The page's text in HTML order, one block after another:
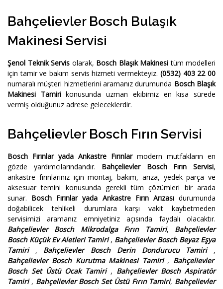
Bahçelievler Bosch Bulaşık
Makinesi Servisi
Şenol Teknik Servis olarak, Bosch Blaşık Makinesi tüm modelleri
için tamir ve bakım servis hizmeti vermekteyiz. (0532) 403 22 00
numaralı müşteri hizmetlerini aramanız durumunda Bosch Blaşık
Makinesi Tamirikonusunda uzman ekibimiz en kısa sürede
vermiş olduğunuz adrese geleceklerdir.
Bahçelievler Bosch Fırın Servisi
Bosch Fırınlar yada Ankastre Fırınlarmodern mutfakların en
gözde yardımcılarındandır. Bahçelievler Bosch Fırın Servisi,
ankastre fırınlarınız için montaj, bakım, arıza, yedek parça ve
aksesuar temini konusunda gerekli tüm çözümleri bir arada
sunar. Bosch Fırınlar yada Ankastre Fırın Arızasıdurumunda
doğabilicek tehlikeli durumlara karşı vakit kaybetmeden
servisimizi aramanız emniyetiniz açısında faydalı olacaktır.
Bahçelievler Bosch Mikrodalga Fırın Tamiri, Bahçelievler
Bosch Küçük Ev Aletleri Tamiri, Bahçelievler Bosch Beyaz Eşya
Tamiri , Bahçelievler Bosch Derin Dondurucu Tamiri ,
Bahçelievler Bosch Kurutma Makinesi Tamiri , Bahçelievler
Bosch Set Üstü Ocak Tamiri , Bahçelievler Bosch Aspiratör
Tamiri , Bahçelievler Bosch Set Üstü Fırın Tamiri, Bahçelievler